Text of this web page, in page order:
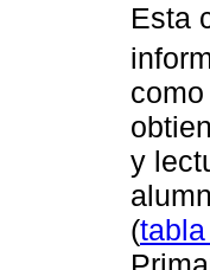
Esta
y
(